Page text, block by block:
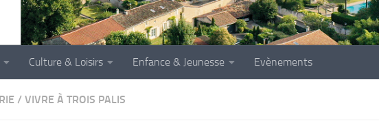
Culture & Loisirs Enfance & Jeunesse Evènements
/ VIVRE À TROIS PALIS